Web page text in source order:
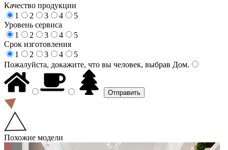
Качество продукции
1
2 3 4
5
Уровень сервиса
1
2 3 4
5
Срок изготовления
1
2 3 4
5
Пожалуйста, докажите, что вы человек, выбрав Дом.
Похожие модели